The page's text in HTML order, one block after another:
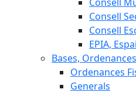
Consell
Consell
EPIA,
Bases,
Ordenances
Generals